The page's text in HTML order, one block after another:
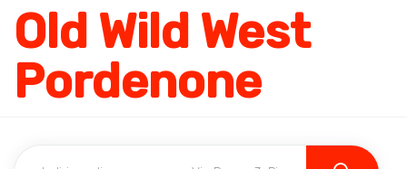
Old Wild West
Pordenone